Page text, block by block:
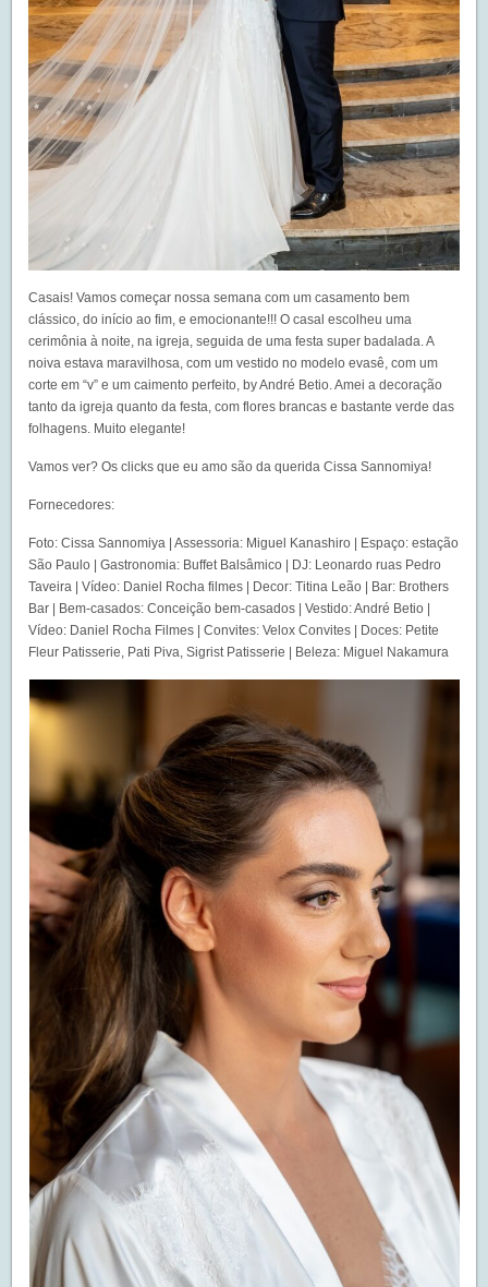
Casais! Vamos começar nossa semana com um casamento bem
clássico, do início ao fim, e emocionante!!! O casal escolheu uma
cerimônia à noite, na igreja, seguida de uma festa super badalada. A
noiva estava maravilhosa, com um vestido no modelo evasê, com um
corte em “v” e um caimento perfeito, by André Betio. Amei a decoração
tanto da igreja quanto da festa, com flores brancas e bastante verde das
folhagens. Muito elegante!
Vamos ver? Os clicks que eu amo são da querida Cissa Sannomiya!
Fornecedores:
Foto: Cissa Sannomiya | Assessoria: Miguel Kanashiro | Espaço: estação
São Paulo | Gastronomia: Buffet Balsâmico | DJ: Leonardo ruas Pedro
Taveira | Vídeo: Daniel Rocha filmes | Decor: Titina Leão | Bar: Brothers
Bar | Bem-casados: Conceição bem-casados | Vestido: André Betio |
Vídeo: Daniel Rocha Filmes | Convites: Velox Convites | Doces: Petite
Fleur Patisserie, Pati Piva, Sigrist Patisserie | Beleza: Miguel Nakamura